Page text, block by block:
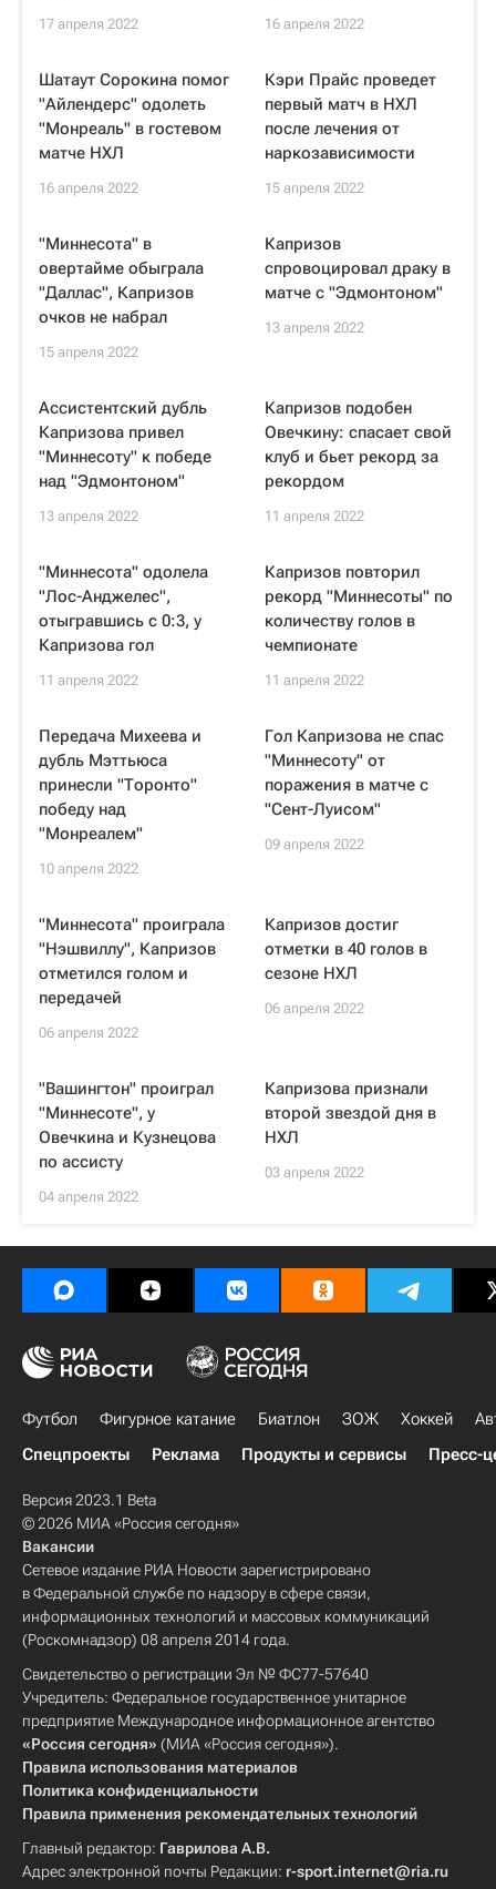
17 апреля 2022 16 апреля 2022
Шатаут Сорокина помог
"Айлендерс" одолеть
"Монреаль" в гостевом
матче НХЛ
16 апреля 2022
Кэри Прайс проведет
первый матч в НХЛ
после лечения от
наркозависимости
15 апреля 2022
"Миннесота" в
овертайме обыграла
"Даллас", Капризов
очков не набрал
15 апреля 2022
Капризов
спровоцировал драку в
матче с "Эдмонтоном"
13 апреля 2022
Ассистентский дубль
Капризова привел
"Миннесоту" к победе
над "Эдмонтоном"
13 апреля 2022
Капризов подобен
Овечкину: спасает свой
клуб и бьет рекорд за
рекордом
11 апреля 2022
"Миннесота" одолела
"Лос-Анджелес",
отыгравшись с 0:3, у
Капризова гол
11 апреля 2022
Капризов повторил
рекорд "Миннесоты" по
количеству голов в
чемпионате
11 апреля 2022
Передача Михеева и
дубль Мэттьюса
принесли "Торонто"
победу над
"Монреалем"
10 апреля 2022
Гол Капризова не спас
"Миннесоту" от
поражения в матче с
"Сент-Луисом"
09 апреля 2022
"Миннесота" проиграла
"Нэшвиллу", Капризов
отметился голом и
передачей
06 апреля 2022
Капризов достиг
отметки в 40 голов в
сезоне НХЛ
06 апреля 2022
"Вашингтон" проиграл
"Миннесоте", у
Овечкина и Кузнецова
по ассисту
04 апреля 2022
Капризова признали
второй звездой дня в
НХЛ
03 апреля 2022
Футбол Фигурное катание Биатлон ЗОЖ Хоккей
Спецпроекты
Реклама Продукты и сервисы Пресс-
Версия 2023.1 Beta
© 2026 МИА «Россия сегодня»
Вакансии
Сетевое издание РИА Новости зарегистрировано
в Федеральной службе по надзору в сфере связи,
информационных технологий и массовых коммуникаций
(Роскомнадзор) 08 апреля 2014 года.
Свидетельство о регистрации Эл № ФС77-57640
Учредитель: Федеральное государственное унитарное
предприятие Международное информационное агентство
«Россия сегодня» (МИА «Россия сегодня»).
Правила использования материалов
Политика конфиденциальности
Правила применения рекомендательных технологий
Главный редактор: Гаврилова А.В.
Адрес электронной почты Редакции: r-sport.internet@ria.ru